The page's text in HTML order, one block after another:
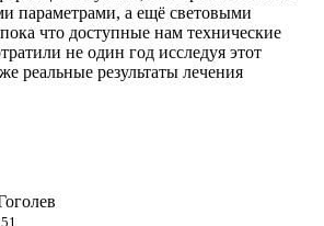
параметрами, а ещё световыми
что доступные нам технические
не один год исследуя этот
реальные результаты лечения